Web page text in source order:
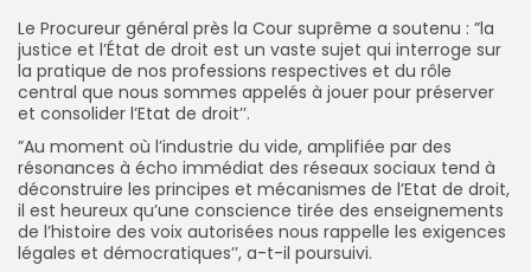
Le Procureur général près la Cour suprême a soutenu : ”la
justice et l’État de droit est un vaste sujet qui interroge sur
la pratique de nos professions respectives et du rôle
central que nous sommes appelés à jouer pour préserver
et consolider l’Etat de droit’’.
”Au moment où l’industrie du vide, amplifiée par des
résonances à écho immédiat des réseaux sociaux tend à
déconstruire les principes et mécanismes de l’Etat de droit,
il est heureux qu’une conscience tirée des enseignements
de l’histoire des voix autorisées nous rappelle les exigences
légales et démocratiques’’, a-t-il poursuivi.